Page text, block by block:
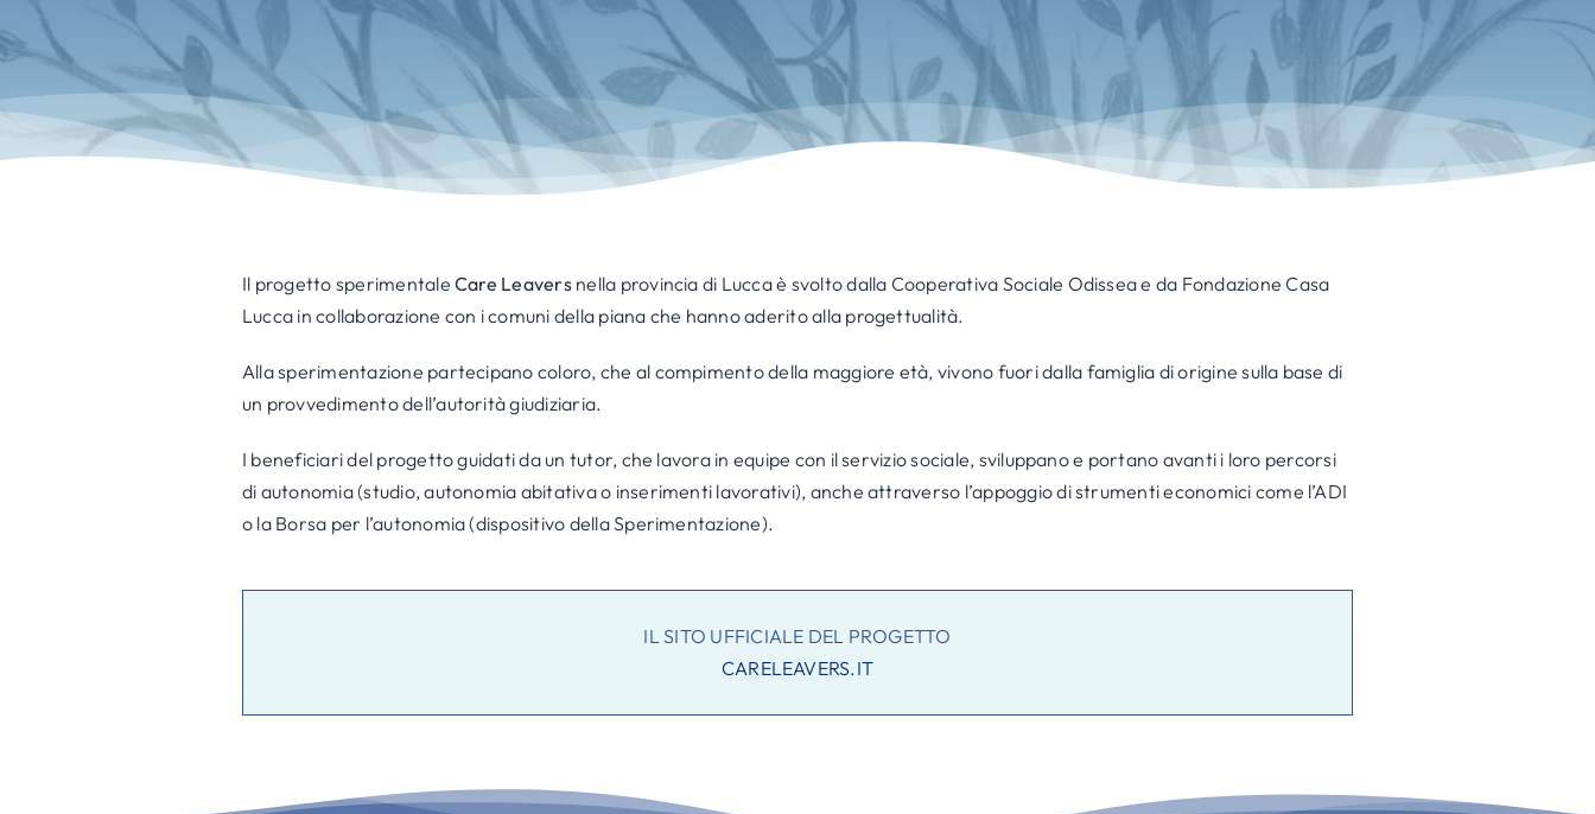
Il progetto sperimentale Care Leaversnella provincia di Lucca è svolto dalla Cooperativa Sociale Odissea e da Fondazione Casa
Lucca in collaborazione con i comuni della piana che hanno aderito alla progettualità.
Alla sperimentazione partecipano coloro, che al compimento della maggiore età, vivono fuori dalla famiglia di origine sulla base di
un provvedimento dell’autorità giudiziaria.
I beneficiari del progetto guidati da un tutor, che lavora in equipe con il servizio sociale, sviluppano e portano avanti i loro percorsi
di autonomia (studio, autonomia abitativa o inserimenti lavorativi), anche attraverso l’appoggio di strumenti economici come l’ADI
o la Borsa per l’autonomia (dispositivo della Sperimentazione).
IL SITO UFFICIALE DEL PROGETTO
CARELEAVERS.IT